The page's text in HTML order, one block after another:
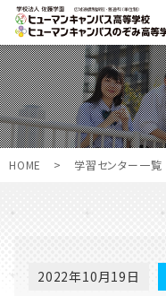
HOME > 学習センター一覧
2022年10月19日